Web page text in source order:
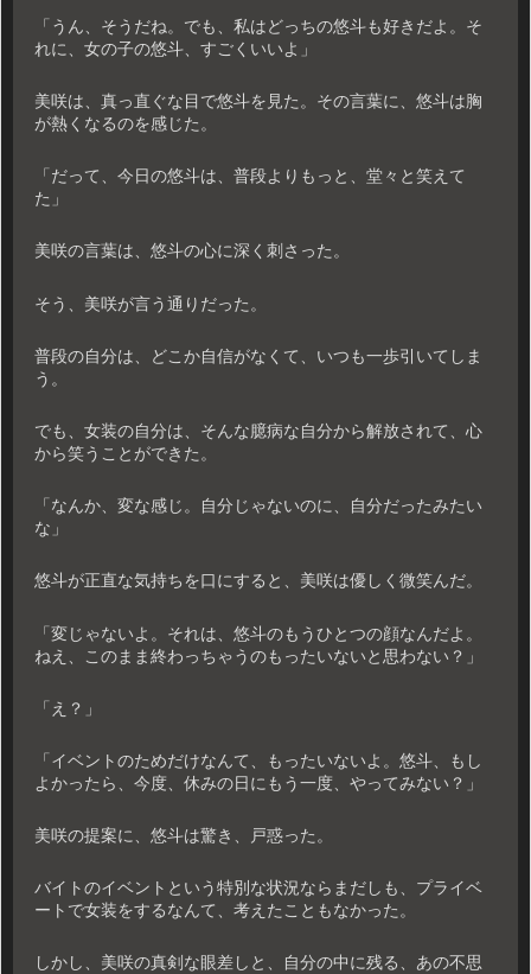
「うん、そうだね。でも、私はどっちの悠斗も好きだよ。そ
れに、女の子の悠斗、すごくいいよ」
美咲は、真っ直ぐな目で悠斗を見た。その言葉に、悠斗は胸
が熱くなるのを感じた。
「だって、今日の悠斗は、普段よりもっと、堂々と笑えて
た」
美咲の言葉は、悠斗の心に深く刺さった。
そう、美咲が言う通りだった。
普段の自分は、どこか自信がなくて、いつも一歩引いてしま
う。
でも、女装の自分は、そんな臆病な自分から解放されて、心
から笑うことができた。
「なんか、変な感じ。自分じゃないのに、自分だったみたい
な」
悠斗が正直な気持ちを口にすると、美咲は優しく微笑んだ。
「変じゃないよ。それは、悠斗のもうひとつの顔なんだよ。
ねえ、このまま終わっちゃうのもったいないと思わない？」
「え？」
「イベントのためだけなんて、もったいないよ。悠斗、もし
よかったら、今度、休みの日にもう一度、やってみない？」
美咲の提案に、悠斗は驚き、戸惑った。
バイトのイベントという特別な状況ならまだしも、プライベ
ートで女装をするなんて、考えたこともなかった。
しかし、美咲の真剣な眼差しと、自分の中に残る、あの不思